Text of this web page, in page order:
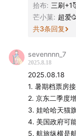
Apple Podcast 听
Mengyi
幕后制作
监制：Zelin、
实习研究员：
拾布: 三刷
芒小菓: 超爱
共3条回复
sevennnn_7
2025.8.18
2025.08.18
1. 暑期档票房
2. 京东二季度
3. 娃哈哈天猫
4. 美国政府可
5. 航旅纵横是